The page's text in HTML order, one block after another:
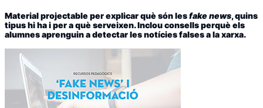
Material projectable per explicar què són lesfake news, quins
tipus hi ha i per a què serveixen. Inclou consells perquè els
alumnes aprenguin a detectar les notícies falses a la xarxa.